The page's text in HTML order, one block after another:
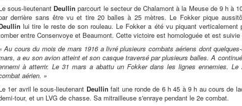
sous-lieutenant Deullin parcourt le secteur de Chalamont à la Meuse de 9 h à
derrière sans être vu et tire 20 balles à 25 mètres. Le Fokker pique
lui tire le reste de son rouleau. Le Fokker a été vu piquant verticalement
entre Consenvoye et Beaumont. Cette victoire est homologuée et est suivie
Au cours du mois de mars 1916 a livré plusieurs combats aériens dont
a eu son avion atteint et son casque traversé par plusieurs balles. A
à atterrir. Le 31 mars a abattu un Fokker dans les lignes ennemies.
aérien. »
1er avril le sous-lieutenant Deullin fait une ronde de 6 h 45 à 9 h au cours de
tour, et un LVG de chasse. Sa mitrailleuse s'enraye pendant le 2e combat.